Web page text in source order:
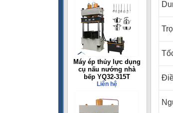
Máy ép thủy lực dụng
cụ nấu nướng nhà
bếp YQ32-315T
Liên hệ